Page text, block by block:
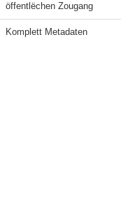
öffentlëchen Zougang
Komplett Metadaten